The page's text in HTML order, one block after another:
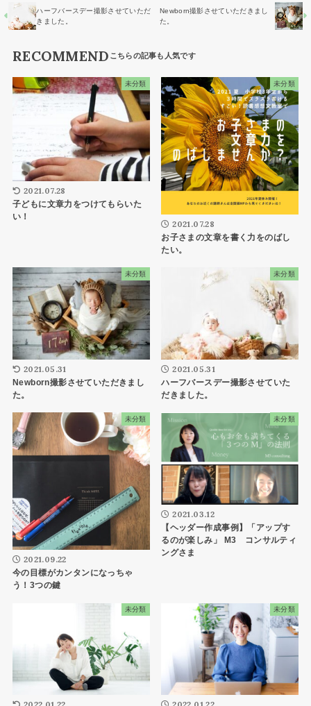
ハーフバースデー撮影させていただ
きました。
Newborn撮影させていただきまし
た。
RECOMMEND
未分類
2021.07.28
子どもに文章力をつけてもらいた
い！
未分類
2021.07.28
お子さまの文章を書く力をのばし
たい。
未分類
2021.05.31
Newborn撮影させていただきまし
た。
未分類
2021.05.31
ハーフバースデー撮影させていた
だきました。
未分類
2021.09.22
今の目標がカンタンになっちゃ
う！3つの鍵
未分類
2021.03.12
【ヘッダー作成事例】「アップす
るのが楽しみ」 M3 コンサルティ
ングさま
未分類 未分類